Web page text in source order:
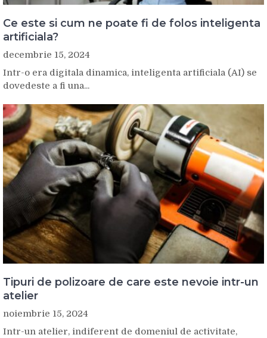
Ce este si cum ne poate fi de folos inteligenta
artificiala?
decembrie 15, 2024
Intr-o era digitala dinamica, inteligenta artificiala (AI) se
dovedeste a fi una...
Tipuri de polizoare de care este nevoie intr-un
atelier
noiembrie 15, 2024
Intr-un atelier, indiferent de domeniul de activitate,